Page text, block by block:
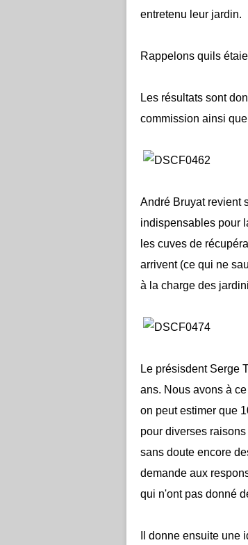
entretenu leur jardin.
Rappelons quils
Les résultats sont
commission ainsi
André Bruyat revient
indispensables pour
les cuves de
arrivent (ce qui ne
à la charge des
Le présisdent Serge
ans. Nous avons à
on peut estimer que
pour diverses
sans doute encore
demande aux
qui n'ont pas donné
Il donne ensuite